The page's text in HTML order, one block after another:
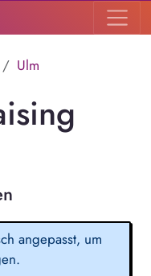
Ulm
angepasst, um